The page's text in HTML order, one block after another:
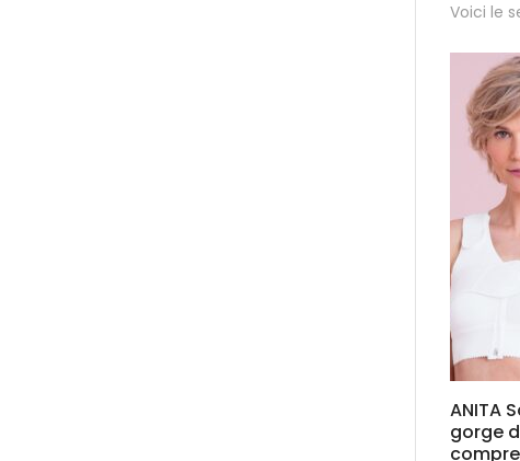
Voici le
ANITA
gorge